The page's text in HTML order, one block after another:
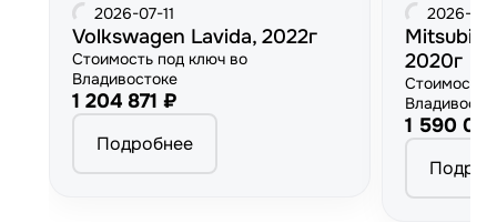
2026-07-11
Volkswagen Lavida, 2022г
Стоимость под ключ во
Владивостоке
1 204 871 ₽
Подробнее
2026-
2020г
Стоимость
1 590